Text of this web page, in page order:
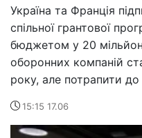
Україна та Франція
спільної грантової
бюджетом у 20
оборонних компаній
року, але потрапити
15:15 17.06